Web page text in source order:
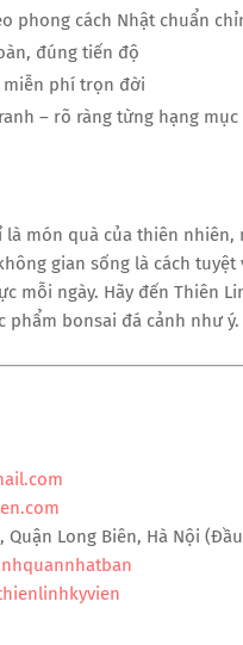
phong cách Nhật chuẩn
đúng tiến độ
miễn phí trọn đời
– rõ ràng từng hạng mục
là món quà của thiên
gian sống là cách
mỗi ngày. Hãy đến Thiên
bonsai đá cảnh như ý.
Quận Long Biên, Hà Nội